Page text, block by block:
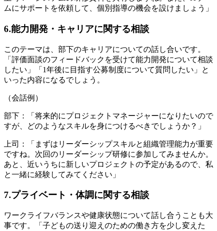
ムにサポートを依頼して、個別指導の機会を設けましょう」
6.能力開発・キャリアに関する相談
このテーマは、部下のキャリアについての話し合いです。
「評価面談のフィードバックを受けて能力開発について相談
したい」「1年後に目指す公募制度について質問したい」と
いった内容になるでしょう。
（会話例）
部下：「将来的にプロジェクトマネージャーになりたいので
すが、どのようなスキルを身につけるべきでしょうか？」
上司：「まずはリーダーシップスキルと組織管理能力が重要
ですね。次回のリーダーシップ研修に参加してみませんか。
あと、近いうちに新しいプロジェクトの予定があるので、私
と一緒に経験してみてください」
7.プライベート・体調に関する相談
ワークライフバランスや健康状態について話し合うことも大
事です。「子どもの送り迎えのための働き方を少し変えた